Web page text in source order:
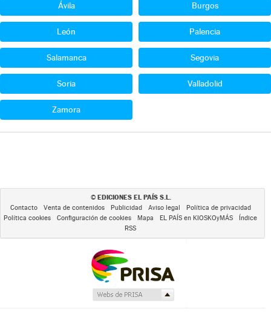
Ávila Burgos
León Palencia
Salamanca Segovia
Soria Valladolid
Zamora
© EDICIONES EL PAÍS S.L.
Contacto Venta de contenidos Publicidad Aviso legal
Política de privacidad
Política cookies
Configuración de cookies Mapa EL PAÍS en KIOSKOyMÁS
Índice
RSS